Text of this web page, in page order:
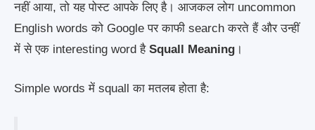
नहीं आया, तो यह पोस्ट आपके लिए है। आजकल लोग uncommon
English words को Google पर काफी search करते हैं और उन्हीं
में से एक interesting word है Squall Meaning ।
Simple words में squall का मतलब होता है: